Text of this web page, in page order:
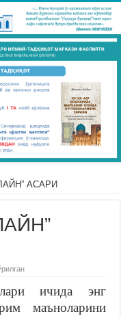
АСАРИ
ичида энг
маъноларини